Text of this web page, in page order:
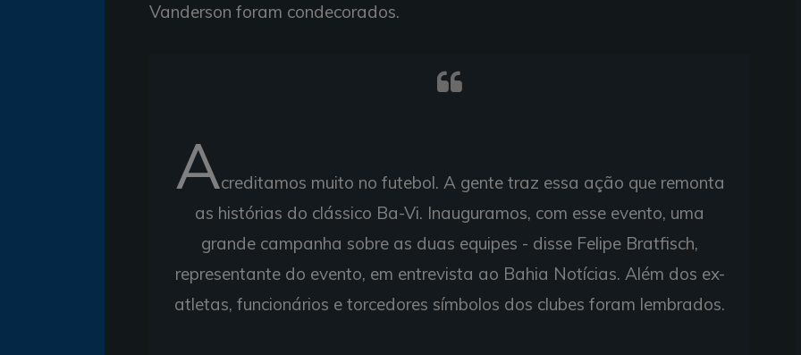
Vanderson foram condecorados.
Acreditamos muito no futebol. A gente traz essa ação que remonta
as histórias do clássico Ba-Vi. Inauguramos, com esse evento, uma
grande campanha sobre as duas equipes - disse Felipe Bratfisch,
representante do evento, em entrevista ao Bahia Notícias. Além dos ex-
atletas, funcionários e torcedores símbolos dos clubes foram lembrados.